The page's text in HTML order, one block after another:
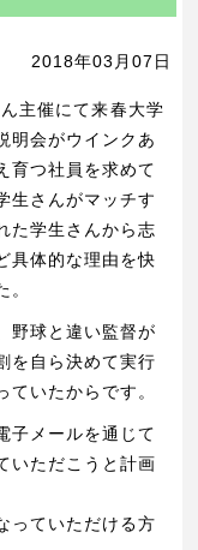
2018年03月07日
主催にて来春大学
明会がウインクあ
育つ社員を求めて
生さんがマッチす
た学生さんから志
具体的な理由を快
野球と違い監督が
を自ら決めて実行
いたからです。
子メールを通じて
いただこうと計画
っていただける方